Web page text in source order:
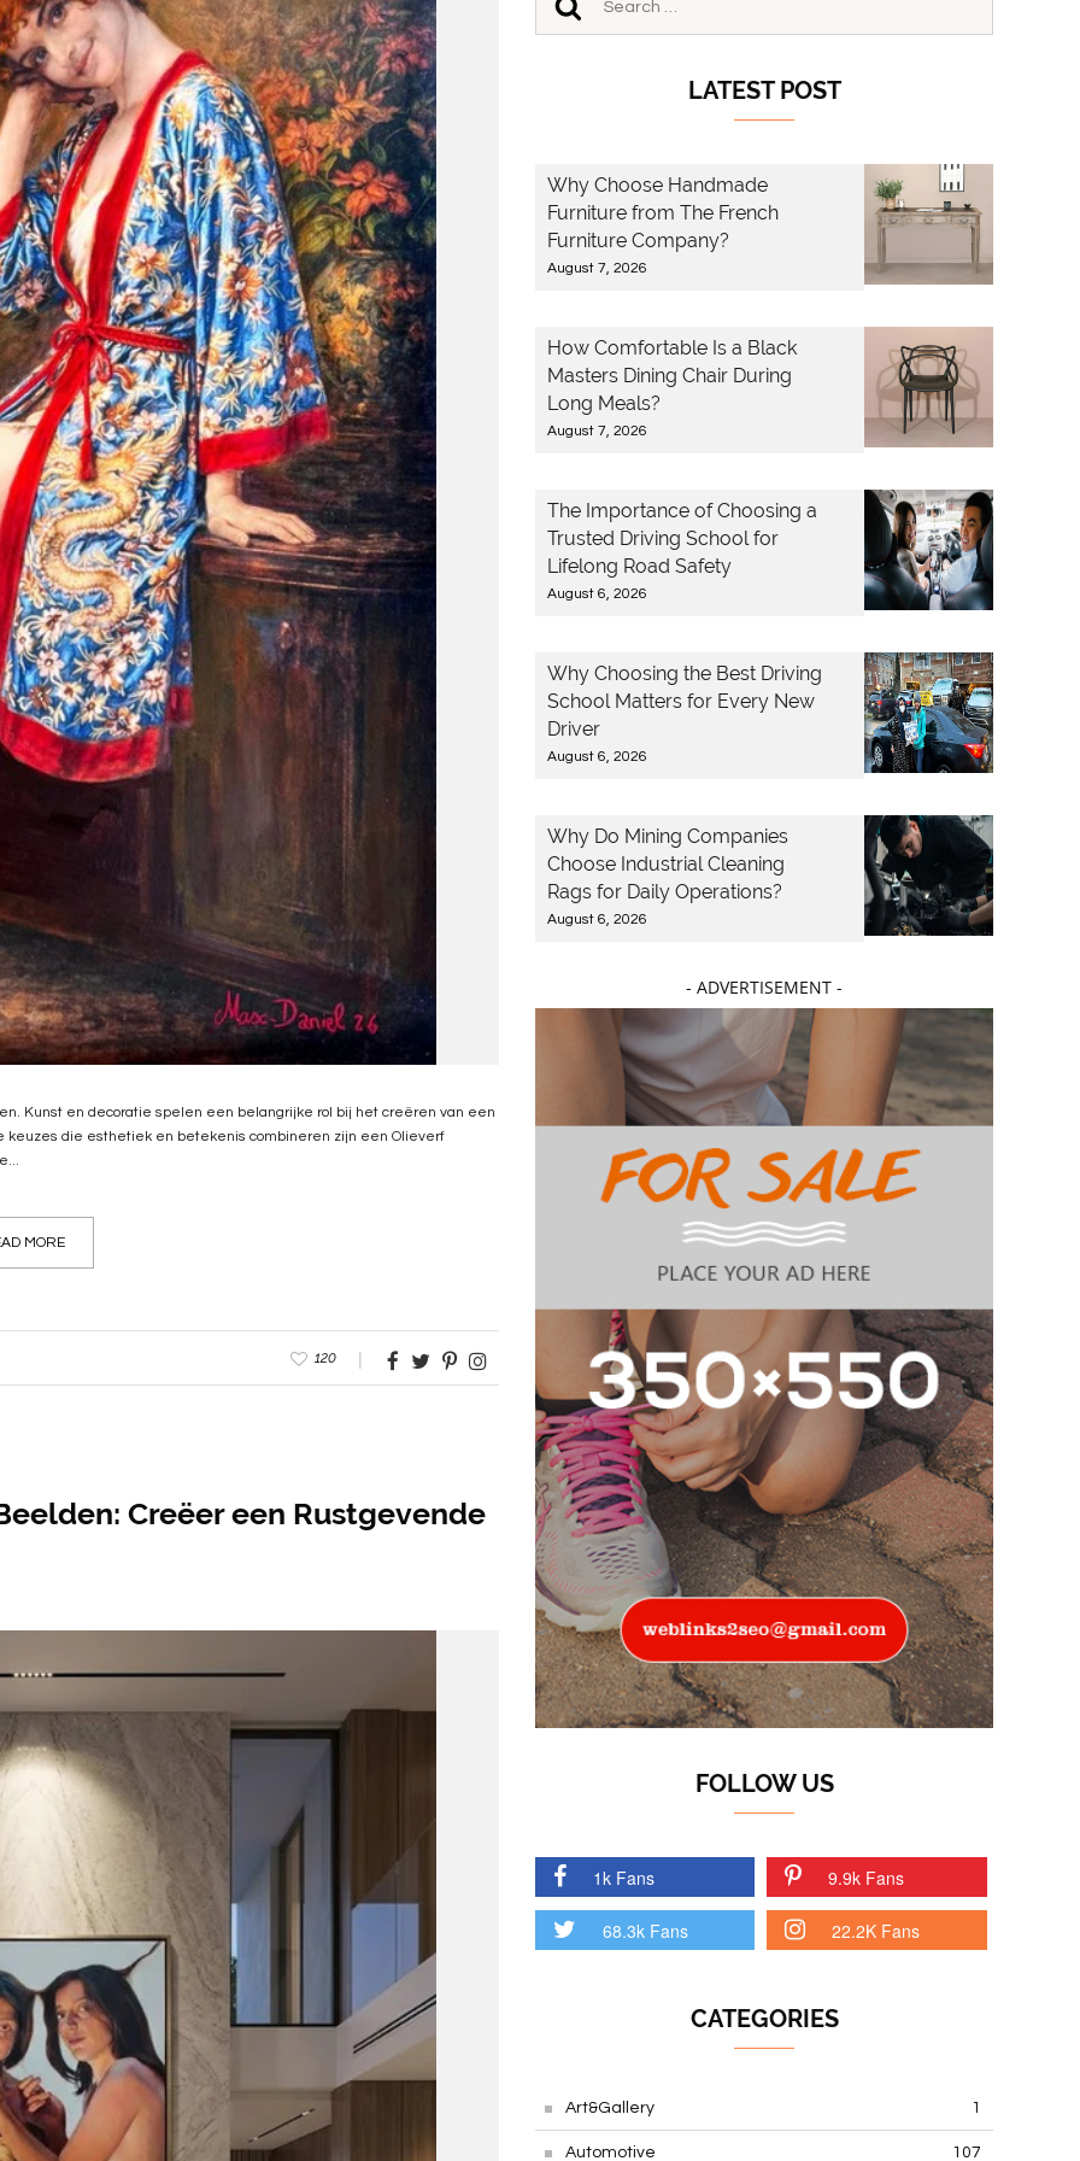
Kunst en decoratie spelen een belangrijke rol bij het creëren van een
keuzes die esthetiek en betekenis combineren zijn een Olieverf
MORE
120
Creëer een Rustgevende
LATEST POST
Why Choose Handmade
Furniture from The French
Furniture Company?
August 7, 2026
How Comfortable Is a Black
Masters Dining Chair During
Long Meals?
August 7, 2026
The Importance of Choosing a
Trusted Driving School for
Lifelong Road Safety
August 6, 2026
Why Choosing the Best Driving
School Matters for Every New
Driver
August 6, 2026
Why Do Mining Companies
Choose Industrial Cleaning
Rags for Daily Operations?
August 6, 2026
- ADVERTISEMENT -
FOLLOW US
1k Fans 9.9k Fans
68.3k Fans 22.2K Fans
CATEGORIES
Art&Gallery 1
Automotive 107